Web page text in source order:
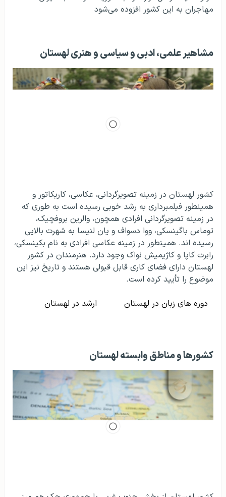
مهاجران به این کشور افزوده می‌شود
مشاهیر علمی، ادبی و سیاسی و هنری لهستان
کشور لهستان در زمینه تصویرگردانی، عکاسی، کاریکاتور و
همینطور فیلمبرداری به رشد خوبی رسیده است به طوری که
در زمینه تصویرگردانی افرادی همچون، والرین بروفچیک،
توماس باگینسکی، ووا دسواف و یان لنیسا به شهرت بالایی
رسیده اند. همینطور در زمینه عکاسی افرادی به نام بکینسکی،
رابرت کاپا و کاژیمیش نواک وجود دارد. هنرمندان در کشور
لهستان دارای فضای کاری قابل قبولی هستند و تاریخ نیز این
موضوع را تأیید کرده است.
دوره های زبان در لهستان
ارشد در لهستان
کشورها و مناطق وابسته لهستان